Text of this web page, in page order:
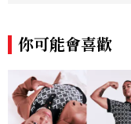
你可能會喜歡